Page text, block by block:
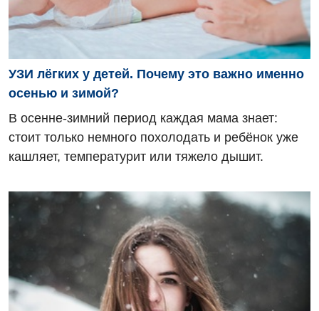
УЗИ лёгких у детей. Почему это важно именно
осенью и зимой?
В осенне-зимний период каждая мама знает:
стоит только немного похолодать и ребёнок уже
кашляет, температурит или тяжело дышит.